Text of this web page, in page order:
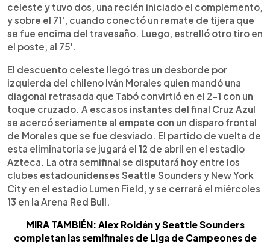
celeste y tuvo dos, una recién iniciado el complemento,
y sobre el 71', cuando conectó un remate de tijera que
se fue encima del travesaño. Luego, estrelló otro tiro en
el poste, al 75'.
El descuento celeste llegó tras un desborde por
izquierda del chileno Iván Morales quien mandó una
diagonal retrasada que Tabó convirtió en el 2-1 con un
toque cruzado. A escasos instantes del final Cruz Azul
se acercó seriamente al empate con un disparo frontal
de Morales que se fue desviado. El partido de vuelta de
esta eliminatoria se jugará el 12 de abril en el estadio
Azteca. La otra semifinal se disputará hoy entre los
clubes estadounidenses Seattle Sounders y New York
City en el estadio Lumen Field, y se cerrará el miércoles
13 en la Arena Red Bull.
MIRA TAMBIÉN: Alex Roldán y Seattle Sounders
completan las semifinales de Liga de Campeones de